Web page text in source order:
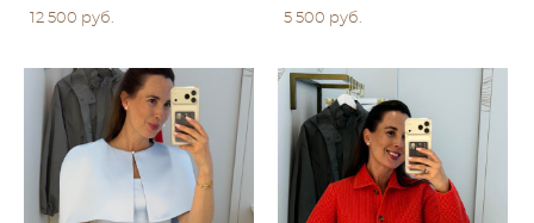
12 500 pуб.
5 500 pуб.